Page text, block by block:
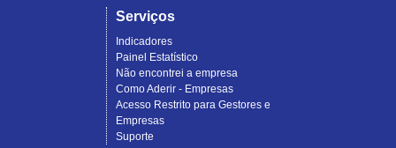
Serviços
Indicadores
Painel Estatístico
Não encontrei a empresa
Como Aderir - Empresas
Acesso Restrito para Gestores e
Empresas
Suporte